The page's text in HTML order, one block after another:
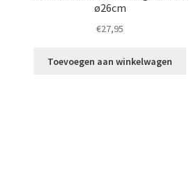
ø26cm
€27,95
Toevoegen aan winkelwagen